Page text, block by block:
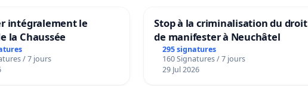
intégralement le
la Chaussée
/ 7 jours
Stop à la criminalisation du droit
de manifester à Neuchâtel
295 signatures
160 Signatures / 7 jours
29 Jul 2026